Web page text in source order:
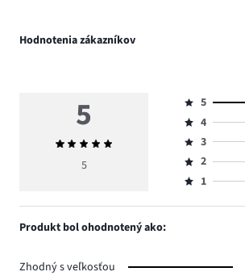
Hodnotenia zákazníkov
5
Priemerné
hodnotenie
5
Hodnotenie
5,
počet
hlasov
5.
5
Hodnotenie
4,
počet
hlasov
4
Hodnotenie
3,
počet
3
Hodnotenie
2,
2
Hodnotenie
1,
1
Produkt bol ohodnotený ako:
Zhodný s veľkosťou